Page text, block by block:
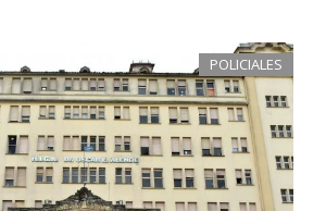
POLICIALES